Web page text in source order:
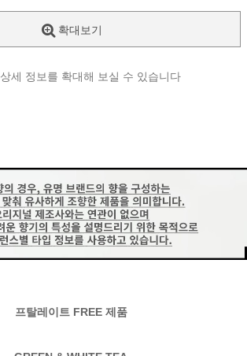
확대보기
상세 정보를 확대해 보실 수 있습니다
프탈레이트 FREE 제품